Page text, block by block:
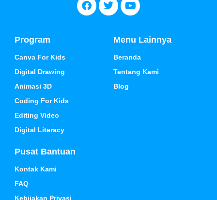
Program
Canva For Kids
Digital Drawing
Animasi 3D
Coding For Kids
Editing Video
Digital Literacy
Menu Lainnya
Beranda
Tentang Kami
Blog
Pusat Bantuan
Kontak Kami
FAQ
Kebijakan Privasi